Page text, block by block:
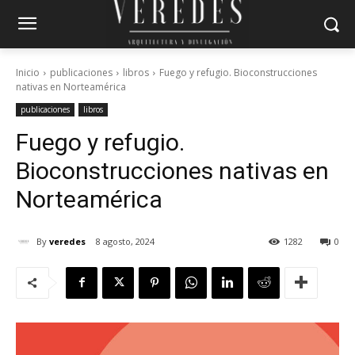
Inicio publicaciones libros
Fuego y refugio. Bioconstrucciones
nativas en Norteamérica
publicaciones libros
Fuego y refugio.
Bioconstrucciones nativas en
Norteamérica
By veredes 8 agosto, 2024 0
1282